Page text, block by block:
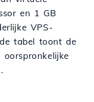
en 1 GB
VPS-
tabel toont de